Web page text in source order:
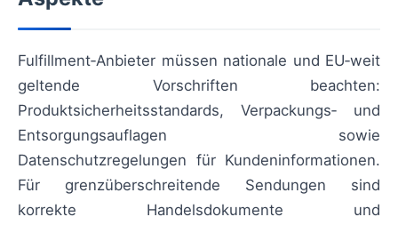
Fulfillment‑Anbieter müssen nationale und EU‑weit
geltende Vorschriften beachten:
Produktsicherheitsstandards, Verpackungs‑ und
Entsorgungsauflagen sowie
Datenschutzregelungen für Kundeninformationen.
Für grenzüberschreitende Sendungen sind
korrekte Handelsdokumente und